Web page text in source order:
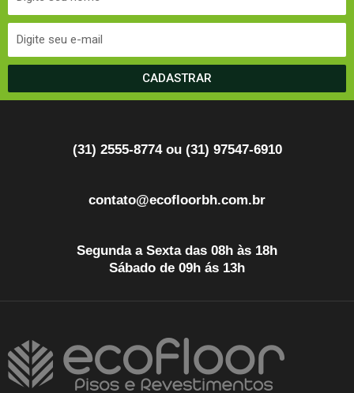
CADASTRAR
(31) 2555-8774 ou (31) 97547-6910
contato@ecofloorbh.com.br
Segunda a Sexta das 08h às 18h
Sábado de 09h ás 13h